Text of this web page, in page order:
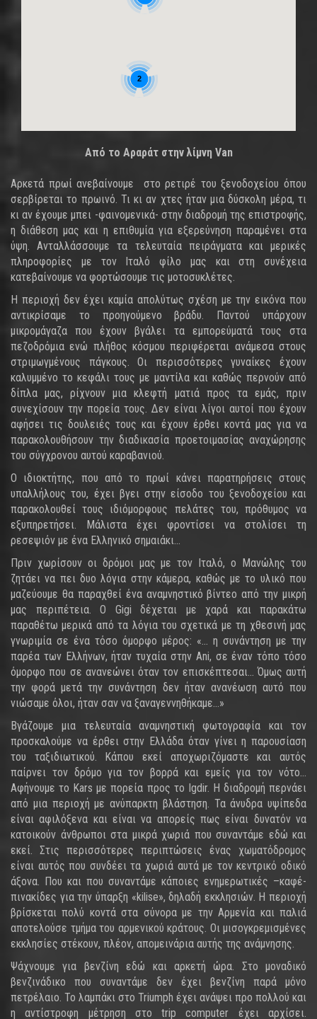
2
Από το Αραράτ στην λίμνη Van
Αρκετά πρωί ανεβαίνουμε στο ρετιρέ του ξενοδοχείου όπου
σερβίρεται το πρωινό. Τι κι αν χτες ήταν μια δύσκολη μέρα, τι
κι αν έχουμε μπει -φαινομενικά- στην διαδρομή της επιστροφής,
η διάθεση μας και η επιθυμία για εξερεύνηση παραμένει στα
ύψη. Ανταλλάσσουμε τα τελευταία πειράγματα και μερικές
πληροφορίες με τον Ιταλό φίλο μας και στη συνέχεια
κατεβαίνουμε να φορτώσουμε τις μοτοσυκλέτες.
Η περιοχή δεν έχει καμία απολύτως σχέση με την εικόνα που
αντικρίσαμε το προηγούμενο βράδυ. Παντού υπάρχουν
μικρομάγαζα που έχουν βγάλει τα εμπορεύματά τους στα
πεζοδρόμια ενώ πλήθος κόσμου περιφέρεται ανάμεσα στους
στριμωγμένους πάγκους. Οι περισσότερες γυναίκες έχουν
καλυμμένο το κεφάλι τους με μαντίλα και καθώς περνούν από
δίπλα μας, ρίχνουν μια κλεφτή ματιά προς τα εμάς, πριν
συνεχίσουν την πορεία τους. Δεν είναι λίγοι αυτοί που έχουν
αφήσει τις δουλειές τους και έχουν έρθει κοντά μας για να
παρακολουθήσουν την διαδικασία προετοιμασίας αναχώρησης
του σύγχρονου αυτού καραβανιού.
Ο ιδιοκτήτης, που από το πρωί κάνει παρατηρήσεις στους
υπαλλήλους του, έχει βγει στην είσοδο του ξενοδοχείου και
παρακολουθεί τους ιδιόμορφους πελάτες του, πρόθυμος να
εξυπηρετήσει. Μάλιστα έχει φροντίσει να στολίσει τη
ρεσεψιόν με ένα Ελληνικό σημαιάκι...
Πριν χωρίσουν οι δρόμοι μας με τον Ιταλό, ο Μανώλης του
ζητάει να πει δυο λόγια στην κάμερα, καθώς με το υλικό που
μαζεύουμε θα παραχθεί ένα αναμνηστικό βίντεο από την μικρή
μας περιπέτεια. Ο Gigi δέχεται με χαρά και παρακάτω
παραθέτω μερικά από τα λόγια του σχετικά με τη χθεσινή μας
γνωριμία σε ένα τόσο όμορφο μέρος: «… η συνάντηση με την
παρέα των Ελλήνων, ήταν τυχαία στην Ani, σε έναν τόπο τόσο
όμορφο που σε ανανεώνει όταν τον επισκέπτεσαι... Όμως αυτή
την φορά μετά την συνάντηση δεν ήταν ανανέωση αυτό που
νιώσαμε όλοι, ήταν σαν να ξαναγεννηθήκαμε…»
Βγάζουμε μια τελευταία αναμνηστική φωτογραφία και τον
προσκαλούμε να έρθει στην Ελλάδα όταν γίνει η παρουσίαση
του ταξιδιωτικού. Κάπου εκεί αποχωριζόμαστε και αυτός
παίρνει τον δρόμο για τον βορρά και εμείς για τον νότο…
Αφήνουμε το Kars με πορεία προς το Igdir. Η διαδρομή περνάει
από μια περιοχή με ανύπαρκτη βλάστηση. Τα άνυδρα υψίπεδα
είναι αφιλόξενα και είναι να απορείς πως είναι δυνατόν να
κατοικούν άνθρωποι στα μικρά χωριά που συναντάμε εδώ και
εκεί. Στις περισσότερες περιπτώσεις ένας χωματόδρομος
είναι αυτός που συνδέει τα χωριά αυτά με τον κεντρικό οδικό
άξονα. Που και που συναντάμε κάποιες ενημερωτικές –καφέ-
πινακίδες για την ύπαρξη «kilise», δηλαδή εκκλησιών. Η περιοχή
βρίσκεται πολύ κοντά στα σύνορα με την Αρμενία και παλιά
αποτελούσε τμήμα του αρμενικού κράτους. Οι μισογκρεμισμένες
εκκλησίες στέκουν, πλέον, απομεινάρια αυτής της ανάμνησης.
Ψάχνουμε για βενζίνη εδώ και αρκετή ώρα. Στο μοναδικό
βενζινάδικο που συναντάμε δεν έχει βενζίνη παρά μόνο
πετρέλαιο. Το λαμπάκι στο Triumph έχει ανάψει προ πολλού και
η αντίστροφη μέτρηση στο trip computer έχει αρχίσει.